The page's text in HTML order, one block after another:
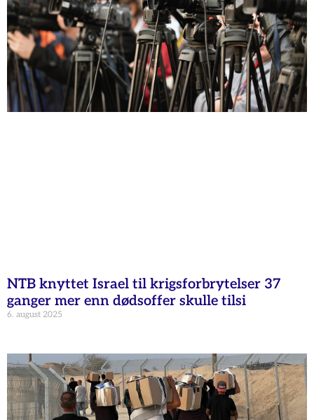
NTB knyttet Israel til krigsforbrytelser 37
ganger mer enn dødsoffer skulle tilsi
6. august 2025